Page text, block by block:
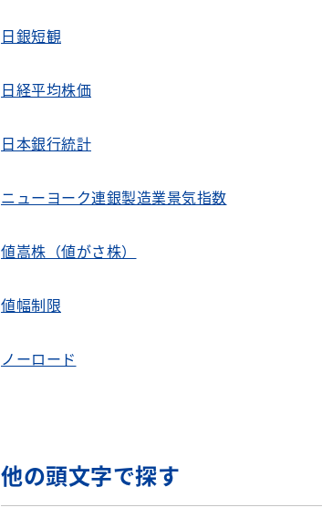
日銀短観
日経平均株価
日本銀行統計
ニューヨーク連銀製造業景気指数
値嵩株（値がさ株）
値幅制限
ノーロード
他の頭文字で探す